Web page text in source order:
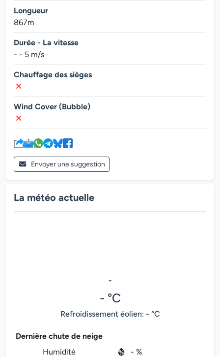
Longueur
867m
Durée - La vitesse
- - 5 m/s
Chauffage des sièges
Wind Cover (Bubble)
Envoyer une suggestion
La météo actuelle
-
- °C
Refroidissement éolien: - °C
Dernière chute de neige
Humidité
- %